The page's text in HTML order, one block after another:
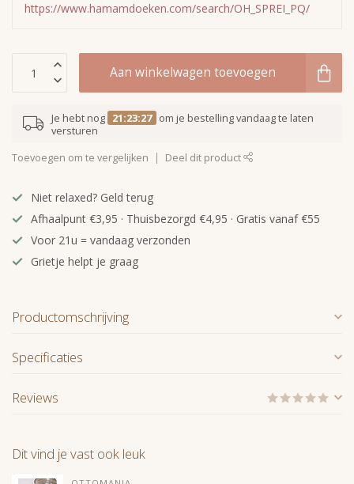
https://www.hamamdoeken.com/search/OH_SPREI_PQ/
Aan winkelwagen toevoegen
Je hebt nog 21:23:27 om je bestelling vandaag te laten
versturen
Toevoegen om te vergelijken Deel dit product
Niet relaxed? Geld terug
Afhaalpunt €3,95 · Thuisbezorgd €4,95 · Gratis vanaf €55
Voor 21u = vandaag verzonden
Grietje helpt je graag
Productomschrijving
Specificaties
Reviews
Dit vind je vast ook leuk